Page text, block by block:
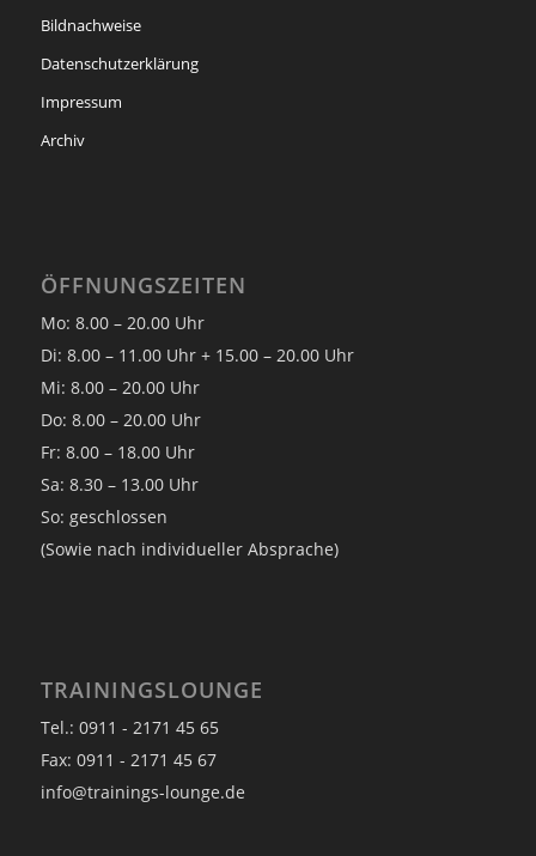
Bildnachweise
Datenschutzerklärung
Impressum
Archiv
ÖFFNUNGSZEITEN
Mo: 8.00 – 20.00 Uhr
Di: 8.00 – 11.00 Uhr + 15.00 – 20.00 Uhr
Mi: 8.00 – 20.00 Uhr
Do: 8.00 – 20.00 Uhr
Fr: 8.00 – 18.00 Uhr
Sa: 8.30 – 13.00 Uhr
So: geschlossen
(Sowie nach individueller Absprache)
TRAININGSLOUNGE
Tel.: 0911 - 2171 45 65
Fax: 0911 - 2171 45 67
info@trainings-lounge.de